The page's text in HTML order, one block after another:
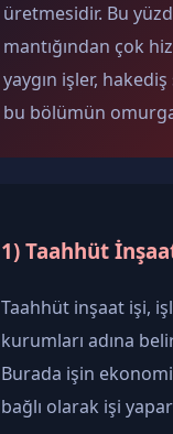
üretmesidir. Bu
mantığından çok
yaygın işler,
bu bölümün
1) Taahhüt
Taahhüt inşaat işi,
kurumları adına
Burada işin
bağlı olarak işi